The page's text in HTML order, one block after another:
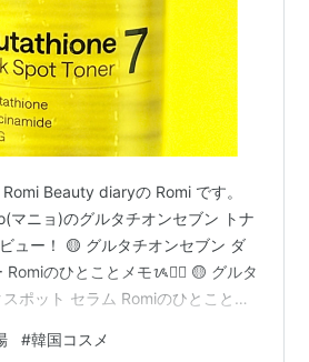
Beauty diaryの Romi です。
マニョ)のグルタチオンセブン トナ
ュー！ 🟡 グルタチオンセブン ダ
Romiのひとことメモᝰ✍🏻 🟡 グルタ
ポット セラム Romiのひとことメ
ト トナー ma:nyo グルタチオンセ
#韓国コスメ